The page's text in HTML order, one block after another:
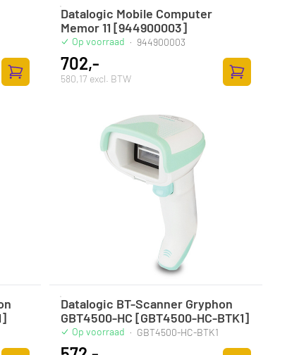
Zum Warenkorb hinzufügen
Datalogic Mobile Computer
Memor 11 [944900003]
Op voorraad · 944900003
702,-
580,17 excl. BTW
Zum
Datalogic BT-Scanner Gryphon
GBT4500-HC [GBT4500-HC-BTK1]
Op voorraad · GBT4500-HC-BTK1